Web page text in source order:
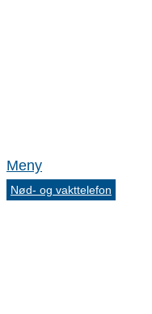
Meny
Nød- og vakttelefon